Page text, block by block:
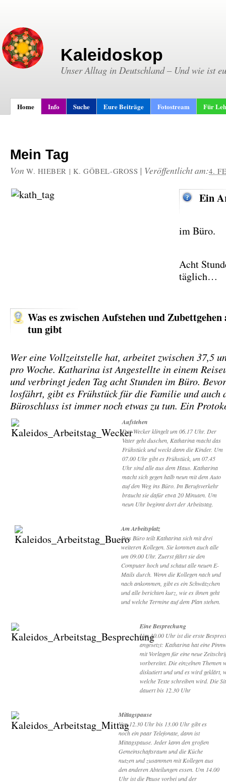
Kaleidoskop
Unser Alltag in Deutschland – Und wie ist
Home Info Suche Eure Beiträge Fotostream Für
Mein Tag
Von W. HIEBER | K. GÖBEL-GROSS | Veröffentlicht am:4.
Ein
im Büro.
Acht
täglich…
Was es zwischen Aufstehen und Zubettgehen
tun gibt
Wer eine Vollzeitstelle hat, arbeitet zwischen 37,5
pro Woche. Katharina ist Angestellte in einem
und verbringt jeden Tag acht Stunden im Büro.
losfährt, gibt es Frühstück für die Familie und auch
Büroschluss ist immer noch etwas zu tun. Ein
Aufstehen
Der Wecker klingelt um 06.17 Uhr. Der
Vater geht duschen, Katharina macht das
Frühstück und weckt dann die Kinder. Um
07.00 Uhr gibt es Frühstück, um 07.45
Uhr sind alle aus dem Haus. Katharina
macht sich gegen halb neun mit dem Auto
auf den Weg ins Büro. Im Berufsverkehr
braucht sie dafür etwa 20 Minuten. Um
neun Uhr beginnt dort der Arbeitstag.
Am Arbeitsplatz
Das Büro teilt Katharina sich mit drei
weiteren Kollegen. Sie kommen auch alle
um 09.00 Uhr. Zuerst fährt sie den
Computer hoch und schaut alle neuen E-
Mails durch. Wenn die Kollegen nach und
nach ankommen, gibt es ein Schwätzchen
und alle berichten kurz, wie es ihnen geht
und welche Termine auf dem Plan stehen.
Eine Besprechung
Um 10.00 Uhr ist die erste
angesetzt: Katharina hat eine
mit Vorlagen für eine neue
vorbereitet. Die einzelnen Themen
diskutiert und und es wird geklärt,
welche Texte schreiben wird. Die
dauert bis 12.30 Uhr
Mittagspause
Von 12.30 Uhr bis 13.00 Uhr gibt es
noch ein paar Telefonate, dann ist
Mittagspause. Jeder kann den großen
Gemeinschaftsraum und die Küche
nutzen und zusammen mit Kollegen aus
den anderen Abteilungen essen. Um 14.00
Uhr ist die Pause vorbei und der